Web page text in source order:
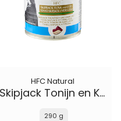
HFC Natural
Skipjack Tonijn en Kabelijauw
290 g